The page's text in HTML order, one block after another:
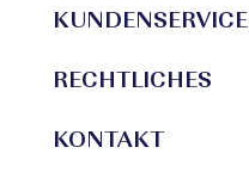
KUNDENSERVICE
RECHTLICHES
KONTAKT